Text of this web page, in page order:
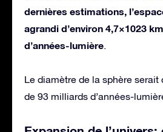
dernières estimations,
agrandi d’environ 4,7×1023
d’années-lumière.
Le diamètre de la sphère
de 93 milliards d’années-